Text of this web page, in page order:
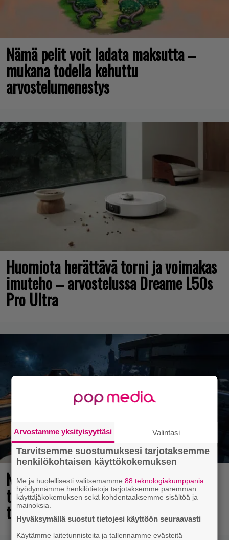
Nämä pelit voit ladata maksutta –
mukana todella kehuttu
arvostelumenestys
Huomiota herättävä torni ja voimakas
imuteho – arvostelussa Dreame L50s
Pro Ultra
Nyt ilmaiseksi Steamissa – nappaa
tämä avaruusseikkailu välittömästi
talteen!
Arvostamme yksityisyyttäsi Valintasi
Tarvitsemme suostumuksesi tarjotaksemme
henkilökohtaisen käyttökokemuksen
Me ja huolellisesti valitsemamme88 teknologiakumppania
hyödynnämme henkilötietoja tarjotaksemme paremman
käyttäjäkokemuksen sekä kohdentaaksemme sisältöä ja
mainoksia.
Hyväksymällä suostut tietojesi käyttöön seuraavasti
Käytämme laitetunnisteita ja tallennamme evästeitä